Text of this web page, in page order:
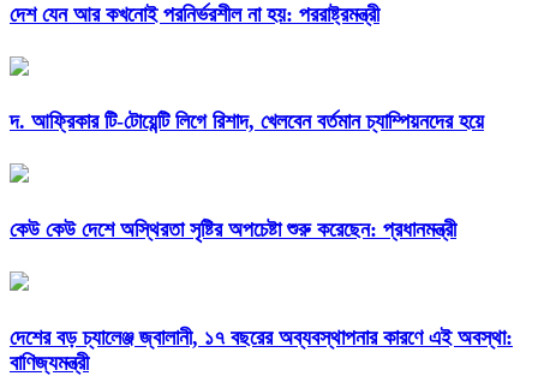
দেশ যেন আর কখনোই পরনির্ভরশীল না হয়: পররাষ্ট্রমন্ত্রী
দ. আফ্রিকার টি-টোয়েন্টি লিগে রিশাদ, খেলবেন বর্তমান চ্যাম্পিয়নদের হয়ে
কেউ কেউ দেশে অস্থিরতা সৃষ্টির অপচেষ্টা শুরু করেছেন: প্রধানমন্ত্রী
দেশের বড় চ্যালেঞ্জ জ্বালানী, ১৭ বছরের অব্যবস্থাপনার কারণে এই অবস্থা:
বাণিজ্যমন্ত্রী